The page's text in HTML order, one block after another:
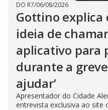
DO R7/06/08/2026
Gottino explica
ideia de
aplicativo para
durante a
ajudar’
Apresentador do Cidade
entrevista exclusiva ao site